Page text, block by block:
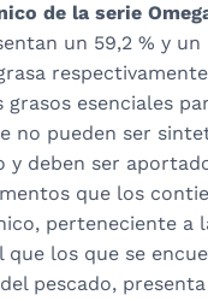
de la serie
un 59,2 % y
grasos esenciales
no pueden ser
y deben ser
que los
perteneciente a
que los que se
pescado, presenta